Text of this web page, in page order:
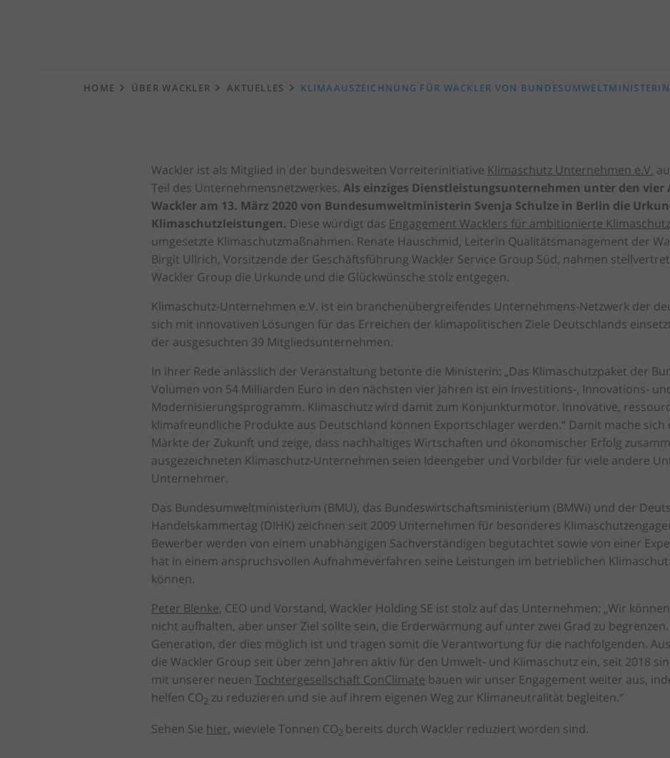
HOME ÜBER WACKLER AKTUELLES KLIMAAUSZEICHNUNG FÜR WACKLER VON BUNDESUMWELTMINISTERIN
Wackler ist als Mitglied in der bundesweiten Vorreiterinitiative Klimaschutz Unternehmen e.V.
Teil des Unternehmensnetzwerkes. Als einziges Dienstleistungsunternehmen unter den vier
Wackler am 13. März 2020 von Bundesumweltministerin Svenja Schulze in Berlin die
Klimaschutzleistungen. Diese würdigt das Engagement Wacklers für ambitionierte
umgesetzte Klimaschutzmaßnahmen. Renate Hauschmid, Leiterin Qualitätsmanagement der
Birgit Ullrich, Vorsitzende der Geschäftsführung Wackler Service Group Süd, nahmen
Wackler Group die Urkunde und die Glückwünsche stolz entgegen.
Klimaschutz-Unternehmen e.V. ist ein branchenübergreifendes Unternehmens-Netzwerk der
sich mit innovativen Lösungen für das Erreichen der klimapolitischen Ziele Deutschlands
der ausgesuchten 39 Mitgliedsunternehmen.
In ihrer Rede anlässlich der Veranstaltung betonte die Ministerin: „Das Klimaschutzpaket der
Volumen von 54 Milliarden Euro in den nächsten vier Jahren ist ein Investitions-, Innovations-
Modernisierungsprogramm. Klimaschutz wird damit zum Konjunkturmotor. Innovative,
klimafreundliche Produkte aus Deutschland können Exportschlager werden.“ Damit mache
Märkte der Zukunft und zeige, dass nachhaltiges Wirtschaften und ökonomischer Erfolg
ausgezeichneten Klimaschutz-Unternehmen seien Ideengeber und Vorbilder für viele andere
Unternehmer.
Das Bundesumweltministerium (BMU), das Bundeswirtschaftsministerium (BMWi) und der
Handelskammertag (DIHK) zeichnen seit 2009 Unternehmen für besonderes
Bewerber werden von einem unabhängigen Sachverständigen begutachtet sowie von einer
hat in einem anspruchsvollen Aufnahmeverfahren seine Leistungen im betrieblichen
können.
Peter Blenke, CEO und Vorstand, Wackler Holding SE ist stolz auf das Unternehmen: „Wir
nicht aufhalten, aber unser Ziel sollte sein, die Erderwärmung auf unter zwei Grad zu
Generation, der dies möglich ist und tragen somit die Verantwortung für die nachfolgenden.
die Wackler Group seit über zehn Jahren aktiv für den Umwelt- und Klimaschutz ein, seit 2018
mit unserer neuen Tochtergesellschaft ConClimate bauen wir unser Engagement weiter aus,
helfen CO2 zu reduzieren und sie auf ihrem eigenen Weg zur Klimaneutralität begleiten.“
Sehen Sie hier, wieviele Tonnen CO2 bereits durch Wackler reduziert worden sind.